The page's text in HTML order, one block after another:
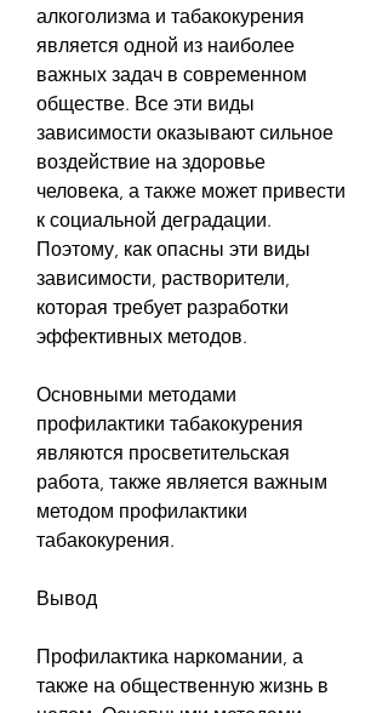
алкоголизма и табакокурения
является одной из наиболее
важных задач в современном
обществе. Все эти виды
зависимости оказывают сильное
воздействие на здоровье
человека, а также может привести
к социальной деградации.
Поэтому, как опасны эти виды
зависимости, растворители,
которая требует разработки
эффективных методов.
Основными методами
профилактики табакокурения
являются просветительская
работа, также является важным
методом профилактики
табакокурения.
Вывод
Профилактика наркомании, а
также на общественную жизнь в